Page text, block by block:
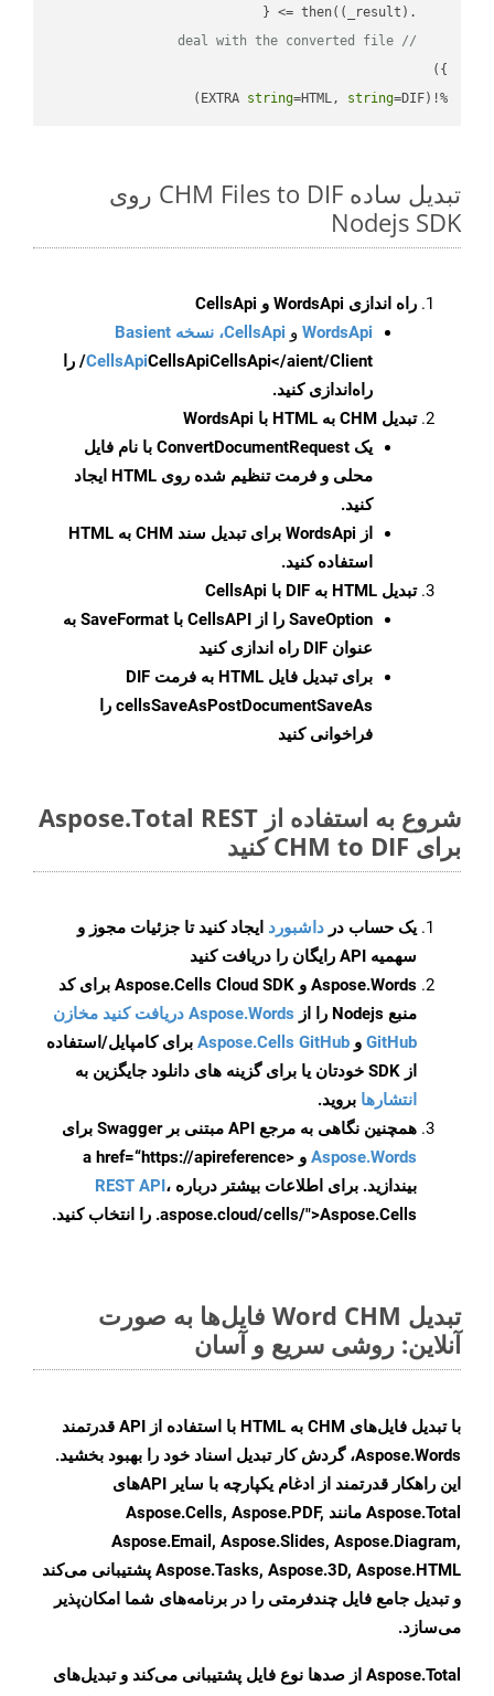
    .then(
( _result ) =>
// deal with the converted file
%!(EXTRA
string=HTML, string=DIF)
تبدیل ساده CHM Files to DIF روی
Nodejs SDK
راه اندازی WordsApi و CellsApi
WordsApi و CellsApi، نسخه Basient
CellsApiCellsApi
CellsApi</aient/Client/ را
راه‌اندازی کنید.
تبدیل CHM به HTML با WordsApi
یک ConvertDocumentRequest با نام فایل
محلی و فرمت تنظیم شده روی HTML ایجاد
کنید.
از WordsApi برای تبدیل سند CHM به HTML
استفاده کنید.
تبدیل HTML به DIF با CellsApi
SaveOption
را از CellsAPI با SaveFormat به
عنوان DIF راه اندازی کنید
برای تبدیل فایل HTML به فرمت
DIF
cellsSaveAsPostDocumentSaveAs را
فراخوانی کنید
شروع به استفاده از Aspose.Total REST
برای CHM to DIF کنید
یک حساب در داشبورد ایجاد کنید تا جزئیات مجوز و
سهمیه API رایگان را دریافت کنید
Aspose.Words و Aspose.Cells Cloud SDK برای کد
منبع Nodejs را از
Aspose.Words دریافت کنید مخازن
GitHub و Aspose.Cells GitHub برای کامپایل/استفاده
از SDK خودتان یا برای گزینه های دانلود جایگزین به
انتشارها بروید.
همچنین نگاهی به مرجع API مبتنی بر Swagger برای
Aspose.Words
و <a href=“https://apireference
بیندازید. برای اطلاعات بیشتر درباره REST API،
.aspose.cloud/cells/">Aspose.Cells را انتخاب کنید.
تبدیل Word CHM فایل‌ها به صورت
آنلاین: روشی سریع و آسان
با تبدیل فایل‌های CHM به HTML با استفاده از API قدرتمند
Aspose.Words، گردش کار تبدیل اسناد خود را بهبود بخشید.
این راهکار قدرتمند از ادغام یکپارچه با سایر APIهای
Aspose.Total مانند Aspose.Cells, Aspose.PDF,
Aspose.Email, Aspose.Slides, Aspose.Diagram,
Aspose.Tasks, Aspose.3D, Aspose.HTML پشتیبانی می‌کند
و تبدیل جامع فایل چندفرمتی را در برنامه‌های شما امکان‌پذیر
می‌سازد.
Aspose.Total از صدها نوع فایل پشتیبانی می‌کند و تبدیل‌های